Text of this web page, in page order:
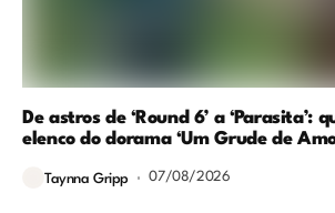
De astros de ‘Round 6’ a ‘Parasita’:
elenco do dorama ‘Um Grude de
Taynna Gripp 07/08/2026